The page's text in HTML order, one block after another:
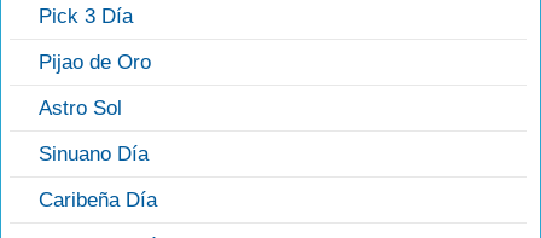
Pick 3 Día
Pijao de Oro
Astro Sol
Sinuano Día
Caribeña Día